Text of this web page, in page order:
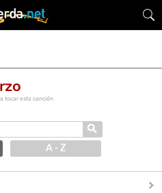
tocar esta canción
⚲
A - Z